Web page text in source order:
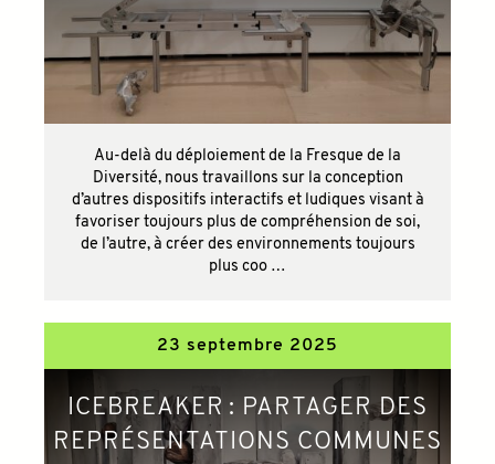
Au-delà du déploiement de la Fresque de la
Diversité, nous travaillons sur la conception
d’autres dispositifs interactifs et ludiques visant à
favoriser toujours plus de compréhension de soi,
de l’autre, à créer des environnements toujours
plus coo …
23 septembre 2025
ICEBREAKER : PARTAGER DES
REPRÉSENTATIONS COMMUNES